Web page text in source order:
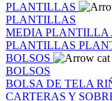
PLANTILLAS
PLANTILLAS
MEDIA PLANTILLA
PLANTILLAS
BOLSOS
BOLSOS
BOLSA DE TELA
CARTERAS Y